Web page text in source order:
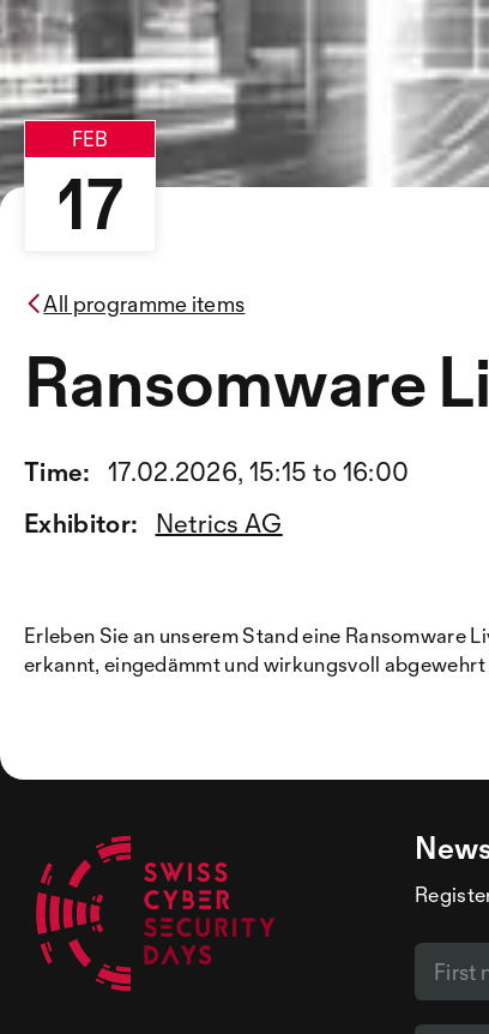
FEB
17
All programme items
Ransomware
Time:
17.02.2026, 15:15 to 16:00
Exhibitor:
Netrics AG
Erleben Sie an unserem Stand eine
erkannt, eingedämmt und wirkungsvoll